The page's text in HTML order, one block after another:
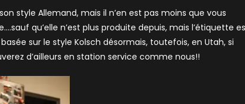
style Allemand, mais il n’en est pas moins que vous
qu’elle n’est plus produite depuis, mais l’étiquette
sur le style Kolsch désormais, toutefois, en Utah, si
d’ailleurs en station service comme nous!!